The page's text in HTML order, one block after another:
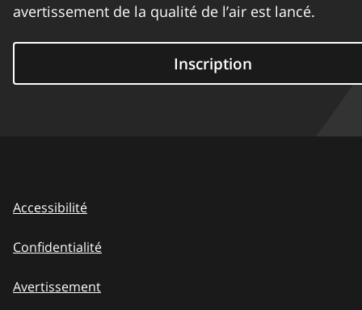
avertissement de la qualité de l’air est lancé.
Inscription
Accessibilité
Confidentialité
Avertissement